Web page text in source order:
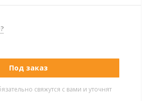
Под заказ
свяжутся с вами и уточнят